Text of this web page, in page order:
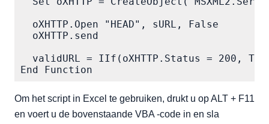
  oXHTTP.Open "HEAD", sURL, False
  oXHTTP.send
validURL = IIf(oXHTTP.Status = 200,
End Function
Om het script in Excel te gebruiken, drukt u op ALT + F11
en voert u de bovenstaande VBA -code in en sla